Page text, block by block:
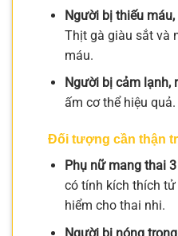
Người bị thiếu
Thịt gà giàu sắt và
máu.
Người bị cảm lạnh,
ấm cơ thể hiệu quả.
Đối tượng cần thận
Phụ nữ mang thai
có tính kích thích
hiểm cho thai nhi.
Người bị nóng